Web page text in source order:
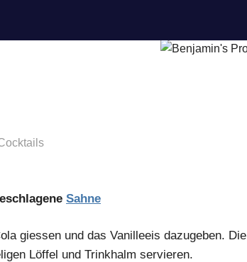
Sahne
giessen und das Vanilleeis dazugeben. Die
Löffel und Trinkhalm servieren.